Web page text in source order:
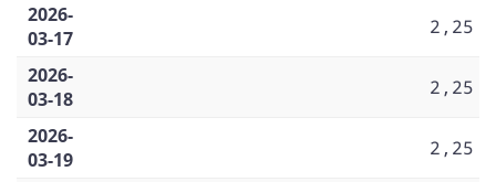
2026-
03-17
2,25
2026-
03-18
2,25
2026-
03-19
2,25